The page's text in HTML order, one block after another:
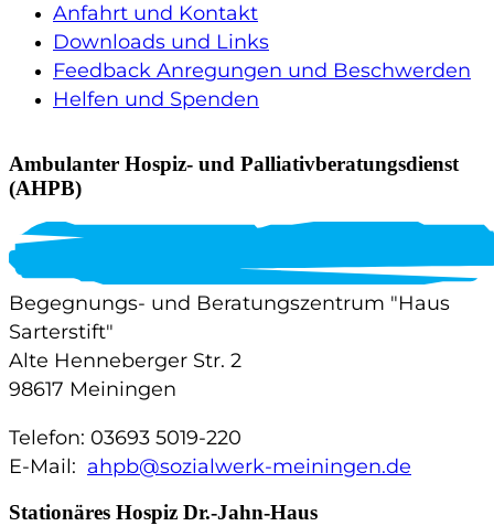
Anfahrt und Kontakt
Downloads und Links
Feedback Anregungen und Beschwerden
Helfen und Spenden
Ambulanter Hospiz- und Palliativberatungsdienst
(AHPB)
Begegnungs- und Beratungszentrum "Haus
Sarterstift"
Alte Henneberger Str. 2
98617 Meiningen
Telefon: 03693 5019-220
E-Mail: ahpb@sozialwerk-meiningen.de
Stationäres Hospiz Dr.-Jahn-Haus